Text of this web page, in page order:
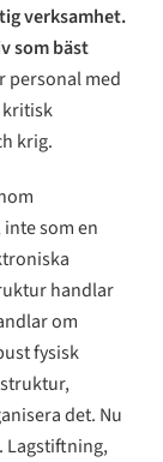
verksamhet.
som bäst
personal med
krig.
som en
handlar
om
fysisk
det. Nu
Lagstiftning,